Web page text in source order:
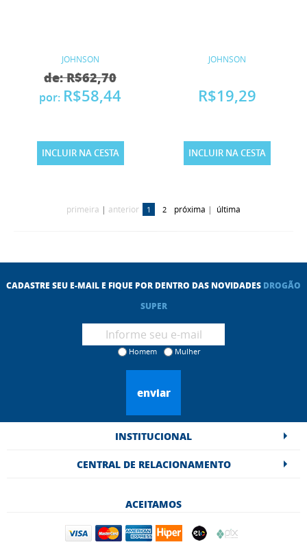
JOHNSON
de: R$62,70
por: R$58,44
INCLUIR NA CESTA
JOHNSON
R$19,29
INCLUIR NA CESTA
primeira | anterior 1 2 próxima | última
CADASTRE SEU E-MAIL E FIQUE POR DENTRO DAS NOVIDADES DROGÃO
SUPER
Homem Mulher
enviar
INSTITUCIONAL
CENTRAL DE RELACIONAMENTO
ACEITAMOS